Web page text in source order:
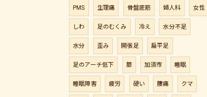
PMS 生理痛 骨盤底筋 婦人科 女性
しわ 足のむくみ 冷え 水分不足
水分 歪み 開張足 扁平足
足のアーチ低下 膝 加須市 睡眠
睡眠障害 疲労 硬い 腰痛 クマ